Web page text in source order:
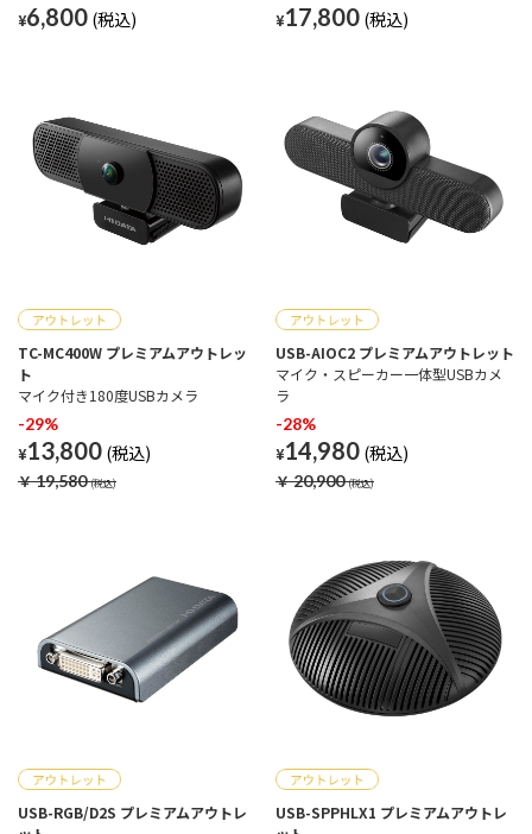
¥6,800 ¥17,800
TC-MC400W プレミアムアウトレッ
ト
マイク付き180度USBカメラ
-29%
¥13,800
￥19,580
USB-AIOC2 プレミアムアウトレット
マイク・スピーカー一体型USBカメ
ラ
-28%
¥14,980
￥20,900
USB-RGB/D2S プレミアムアウトレ
USB-SPPHLX1 プレミアムアウトレ